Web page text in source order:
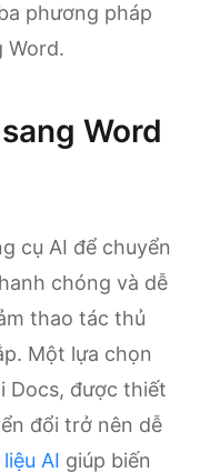
phương pháp
Word.
Word
cụ AI để chuyển
chóng và dễ
thao tác thủ
Một lựa chọn
Docs, được thiết
đổi trở nên dễ
AI giúp biến